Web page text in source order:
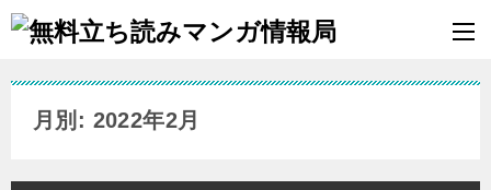
月別: 2022年2月